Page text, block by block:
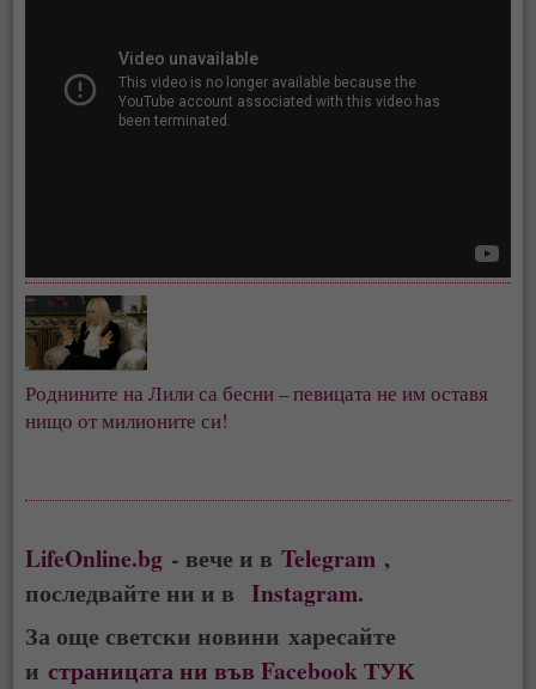
Роднините на Лили са бесни – певицата не им оставя
нищо от милионите си!
LifeOnline.bg - вече и вTelegram ,
последвайте ни и вInstagram.
За още светски новини харесайте
истраницата ни във Facebook ТУК